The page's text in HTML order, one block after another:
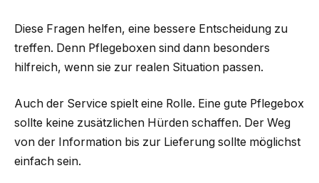
Diese Fragen helfen, eine bessere Entscheidung zu
treffen. Denn Pflegeboxen sind dann besonders
hilfreich, wenn sie zur realen Situation passen.
Auch der Service spielt eine Rolle. Eine gute Pflegebox
sollte keine zusätzlichen Hürden schaffen. Der Weg
von der Information bis zur Lieferung sollte möglichst
einfach sein.